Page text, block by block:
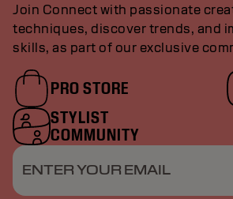
Join Connect with passionate
techniques, discover trends, and
skills, as part of our exclusive
PRO STORE
STYLIST
COMMUNITY
ENTER YOUR EMAIL